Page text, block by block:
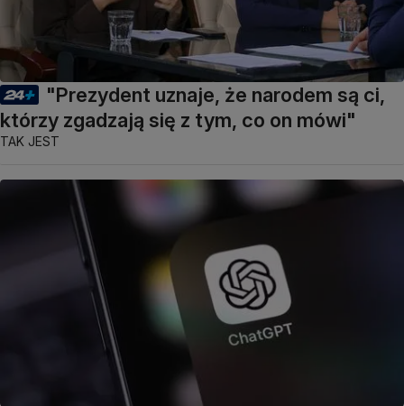
"Prezydent uznaje, że narodem są ci,
którzy zgadzają się z tym, co on mówi"
TAK JEST